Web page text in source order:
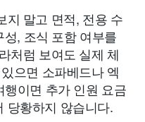
지 말고 면적, 전용 수
, 조식 포함 여부를
처럼 보여도 실제 체
으면 소파베드나 엑
이면 추가 인원 요금
당황하지 않습니다.